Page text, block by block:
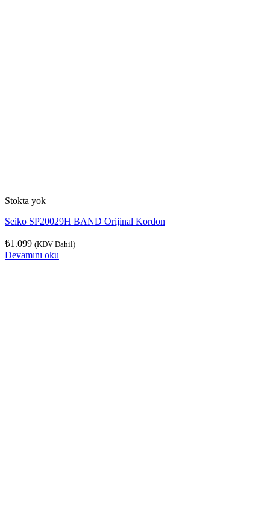
Stokta yok
Seiko SP20029H BAND Orijinal Kordon
₺1.099 (KDV Dahil)
Devamını oku